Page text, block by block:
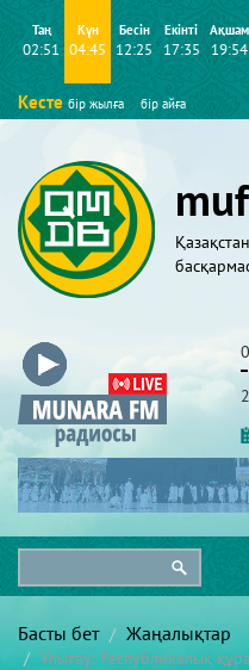
Таң
02:51
Күн
04:45
Бесін
12:25
Екінті
17:35
Ақшам
19:54
Кесте бір жылға бір айға
Басты бет Жаңалықтар
Ұлытау: Республикалық